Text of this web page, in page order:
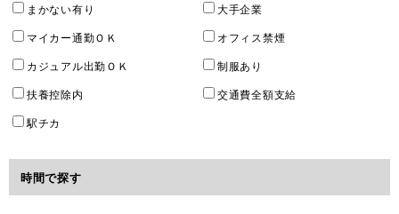
まかない有り
大手企業
マイカー通勤ＯＫ
オフィス禁煙
カジュアル出勤ＯＫ
制服あり
扶養控除内
交通費全額支給
駅チカ
時間で探す